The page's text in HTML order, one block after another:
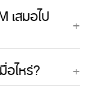
เสมอไป
ไหร่?